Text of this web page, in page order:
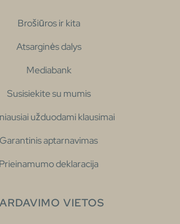
Brošiūros ir kita
Atsarginės dalys
Mediabank
Susisiekite su mumis
užduodami klausimai
Garantinis aptarnavimas
Prieinamumo deklaracija
VIETOS